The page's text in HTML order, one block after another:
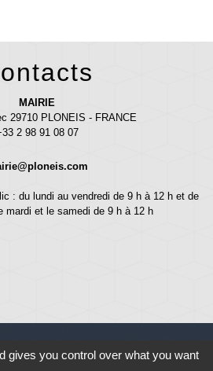
MAIRIE
29710 PLONEIS - FRANCE
2 98 91 08 07
: du lundi au vendredi de 9 h à 12 h et de
mardi et le samedi de 9 h à 12 h
gives you control over what you want